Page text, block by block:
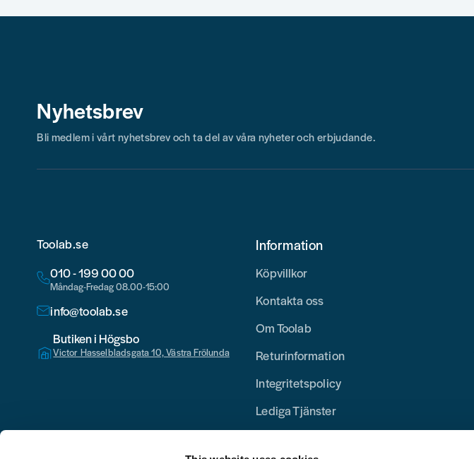
Nyhetsbrev
Bli medlem i vårt nyhetsbrev och ta del av våra nyheter och erbjudande.
Toolab.se
010 - 199 00 00
Måndag-Fredag 08.00-15:00
info@toolab.se
Butiken i Högsbo
Victor Hasselbladsgata 10, Västra Frölunda
Information
Köpvillkor
Kontakta oss
Om Toolab
Returinformation
Integritetspolicy
Lediga Tjänster